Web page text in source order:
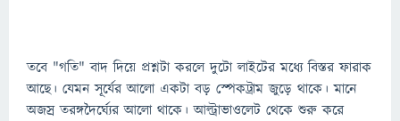
তবে "গতি" বাদ দিয়ে প্রশ্নটা করলে দুটো লাইটের মধ্যে বিস্তর ফারাক
আছে। যেমন সূর্যের আলো একটা বড় স্পেকট্রাম জুড়ে থাকে। মানে
অজস্র তরঙ্গদৈর্ঘ্যের আলো থাকে। আল্ট্রাভাওলেট থেকে শুরু করে